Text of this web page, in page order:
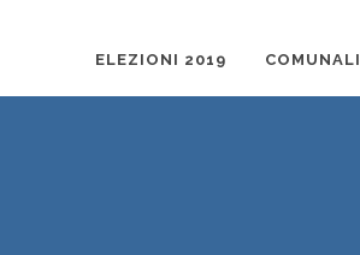
ELEZIONI 2019 COMUNALI